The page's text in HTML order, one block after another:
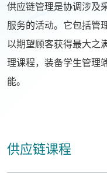
供应链管理是协调涉及
服务的活动。它包括管
以期望顾客获得最大之
理课程，装备学生管理
能。
供应链课程